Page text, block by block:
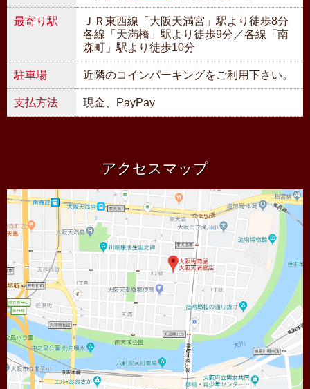
最寄り駅
ＪＲ東西線「大阪天満宮」駅より徒歩8分
各線「天満橋」駅より徒歩9分／各線「南
森町」駅より徒歩10分
駐車場 近隣のコインパーキングをご利用下さい。
支払方法 現金、PayPay
アクセスマップ